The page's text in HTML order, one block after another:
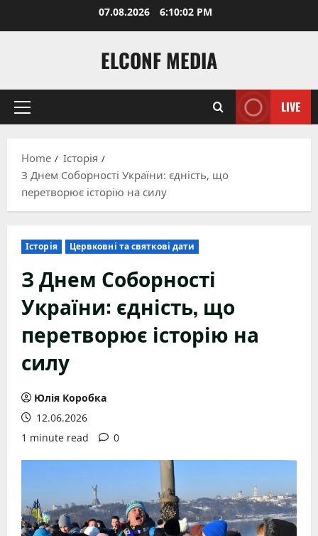
07.08.2026 6:10:04 PM
ELCONF MEDIA
Primary
LIVE
Home
Історія
З Днем Соборності України: єдність, що
перетворює історію на силу
Історія Цервковні та святкові дати
З Днем Соборності
України: єдність, що
перетворює історію на
силу
Юлія Коробка
12.06.2026
1 minute read
0